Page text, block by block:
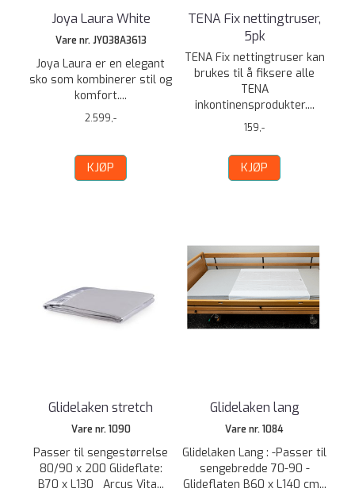
Joya Laura White
Vare nr. JY038A3613
Joya Laura er en elegant
sko som kombinerer stil og
komfort....
2.599,-
KJØP
TENA Fix nettingtruser,
5pk
TENA Fix nettingtruser kan
brukes til å fiksere alle
TENA
inkontinensprodukter....
159,-
KJØP
Glidelaken stretch
Vare nr. 1090
Passer til sengestørrelse
80/90 x 200 Glideflate:
B70 x L130 Arcus Vita...
Glidelaken lang
Vare nr. 1084
Glidelaken Lang : -Passer til
sengebredde 70-90 -
Glideflaten B60 x L140 cm...